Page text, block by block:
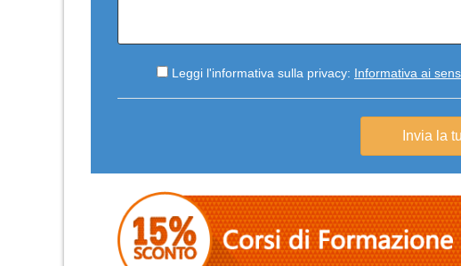
Leggi l'informativa sulla privacy: Informativa ai